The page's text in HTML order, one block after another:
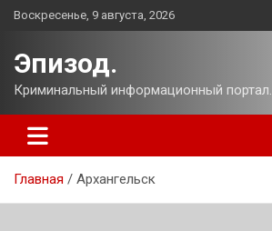
Перейти
Воскресенье, 9 августа, 2026
Эпизод.
Криминальный информационный портал.
Главная Архангельск